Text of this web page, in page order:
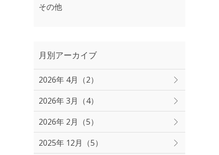
その他
月別アーカイブ
2026年 4月（2）
2026年 3月（4）
2026年 2月（5）
2025年 12月（5）